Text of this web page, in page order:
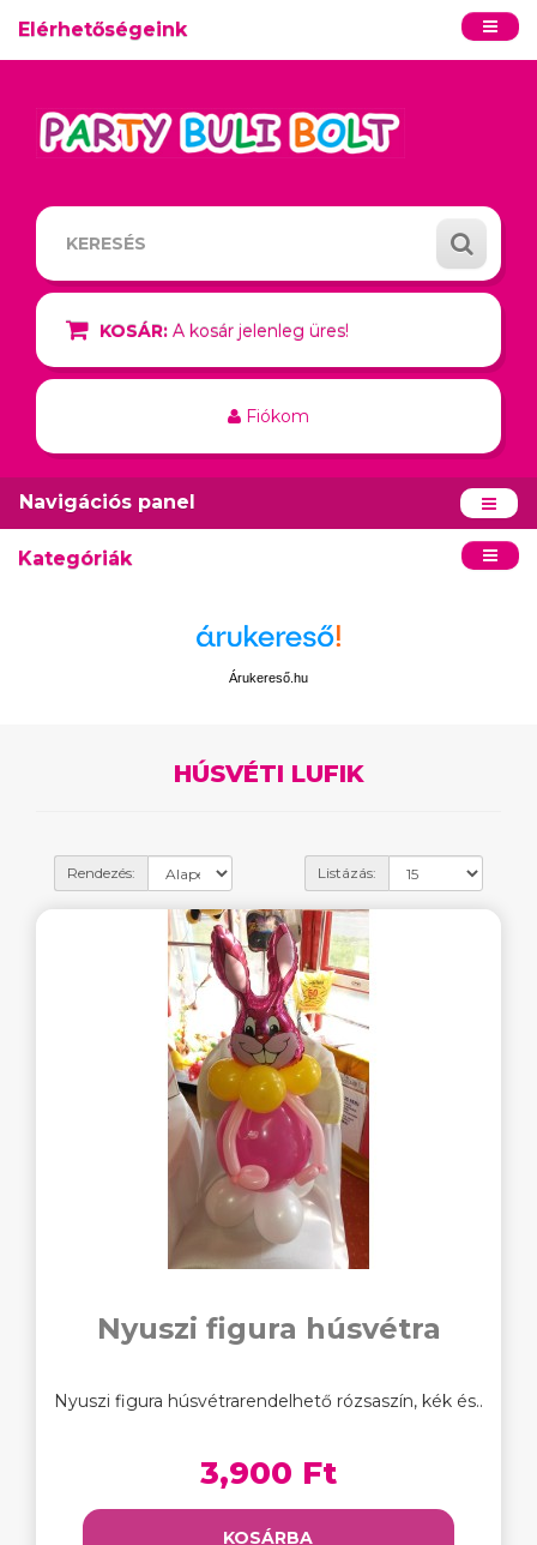
Elérhetőségeink
KOSÁR: A kosár jelenleg üres!
Fiókom
Navigációs panel
Kategóriák
Árukereső.hu
HÚSVÉTI LUFIK
Rendezés: Listázás:
Nyuszi figura húsvétra
Nyuszi figura húsvétrarendelhető rózsaszín, kék és..
3,900 Ft
KOSÁRBA